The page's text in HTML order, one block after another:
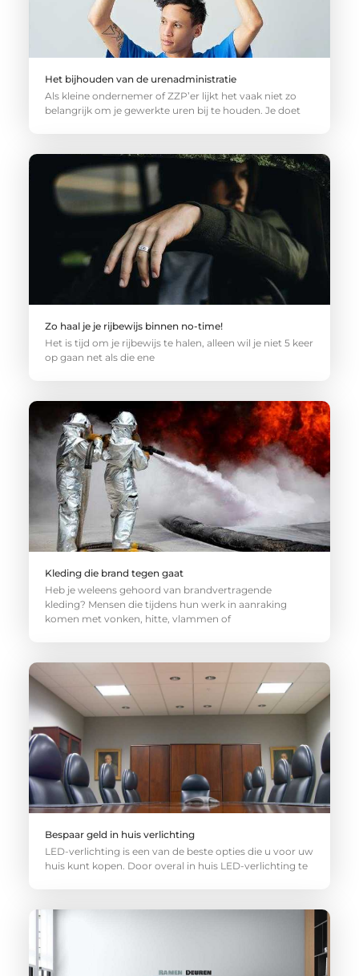
Het bijhouden van de urenadministratie
Als kleine ondernemer of ZZP’er lijkt het vaak niet zo
belangrijk om je gewerkte uren bij te houden. Je doet
Zo haal je je rijbewijs binnen no-time!
Het is tijd om je rijbewijs te halen, alleen wil je niet 5 keer
op gaan net als die ene
Kleding die brand tegen gaat
Heb je weleens gehoord van brandvertragende
kleding? Mensen die tijdens hun werk in aanraking
komen met vonken, hitte, vlammen of
Bespaar geld in huis verlichting
LED-verlichting is een van de beste opties die u voor uw
huis kunt kopen. Door overal in huis LED-verlichting te